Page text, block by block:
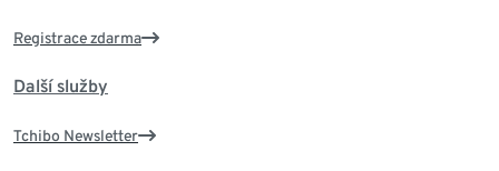
Registrace zdarma
Další služby
Tchibo Newsletter